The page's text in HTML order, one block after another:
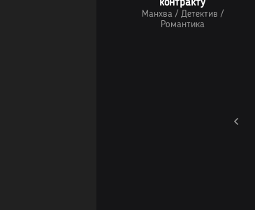
контракту
Манхва/ Детектив /
Романтика